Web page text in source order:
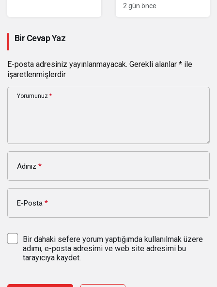
2 gün önce
Bir Cevap Yaz
E-posta adresiniz yayınlanmayacak. Gerekli alanlar * ile
işaretlenmişlerdir
Yorumunuz *
Adınız *
E-Posta *
Bir dahaki sefere yorum yaptığımda kullanılmak üzere
adımı, e-posta adresimi ve web site adresimi bu
tarayıcıya kaydet.